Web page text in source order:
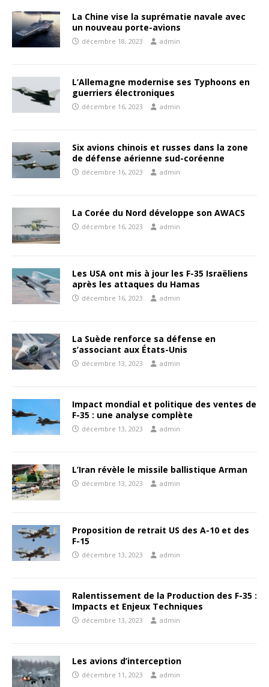
La Chine vise la suprématie navale avec
un nouveau porte-avions
décembre 18, 2023 admin
L’Allemagne modernise ses Typhoons en
guerriers électroniques
décembre 16, 2023 admin
Six avions chinois et russes dans la zone
de défense aérienne sud-coréenne
décembre 16, 2023 admin
La Corée du Nord développe son AWACS
décembre 16, 2023 admin
Les USA ont mis à jour les F-35 Israëliens
après les attaques du Hamas
décembre 16, 2023 admin
La Suède renforce sa défense en
s’associant aux États-Unis
décembre 13, 2023 admin
Impact mondial et politique des ventes de
F-35 : une analyse complète
décembre 13, 2023 admin
L’Iran révèle le missile ballistique Arman
décembre 13, 2023 admin
Proposition de retrait US des A-10 et des
F-15
décembre 13, 2023 admin
Ralentissement de la Production des F-35 :
Impacts et Enjeux Techniques
décembre 13, 2023 admin
Les avions d’interception
décembre 11, 2023 admin